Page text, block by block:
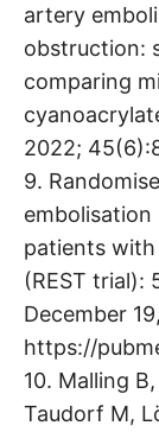
artery
obstruction:
comparing
2022;
9.
patients
(REST trial):
December
https://
10. Malling
Taudorf M,